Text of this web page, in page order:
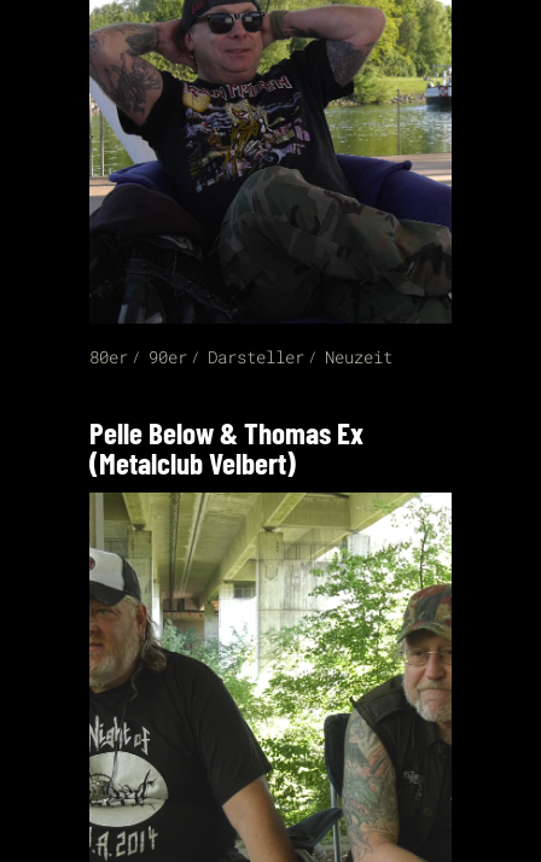
80er 90er Darsteller Neuzeit
Pelle Below & Thomas Ex
(Metalclub Velbert)